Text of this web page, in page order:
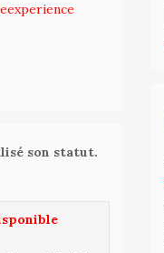
son statut.